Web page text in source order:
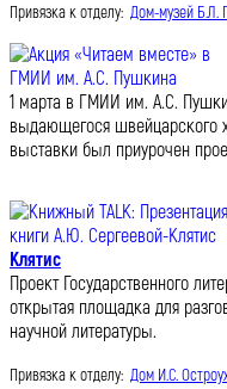
Привязка к отделу: Дом-музей Б.Л.
1 марта в ГМИИ им. А.С.
выдающегося швейцарского
выставки был приурочен
Клятис
Проект Государственного
открытая площадка для
научной литературы.
Привязка к отделу: Дом И.С.